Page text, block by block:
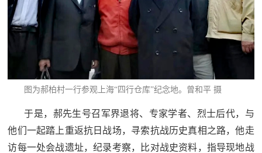
图为郝柏村一行参观上海“四行仓库”纪念地。 曾和平 摄
于是，郝先生号召军界退将、专家学者、烈士后代，与
他们一起踏上重返抗日战场，寻索抗战历史真相之路，他走
访每一处会战遗址，纪录考察，比对战史资料，指导现地战